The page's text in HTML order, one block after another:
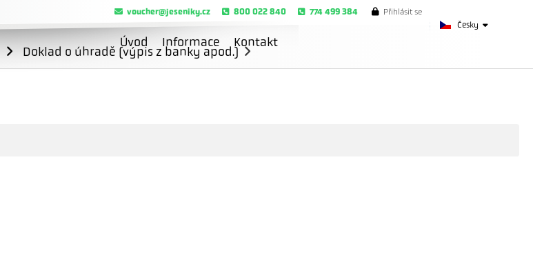
Česky
voucher@jeseniky.cz 800 022 840 774 499 384 Přihlásit se
Úvod Informace Kontakt
Doklad o úhradě (výpis z banky apod.)